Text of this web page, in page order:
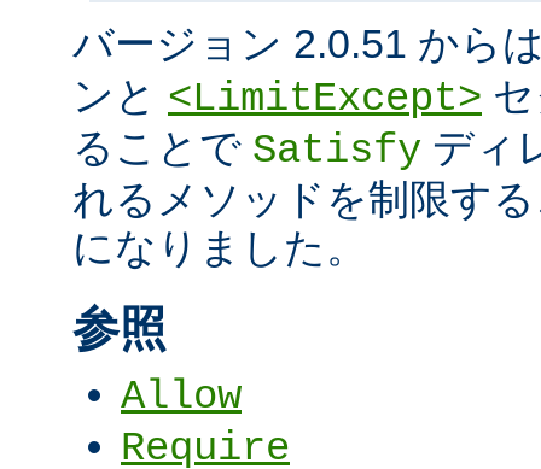
バージョン 2.0.51 から
ンと <LimitExcept>
ることで Satisfy ディ
れるメソッドを制限す
になりました。
参照
Allow
Require